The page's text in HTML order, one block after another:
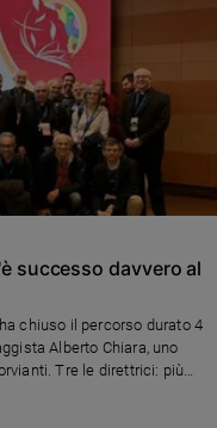
successo davvero al
chiuso il percorso durato 4
Alberto Chiara, uno
Tre le direttrici: più
ai temi concreti come